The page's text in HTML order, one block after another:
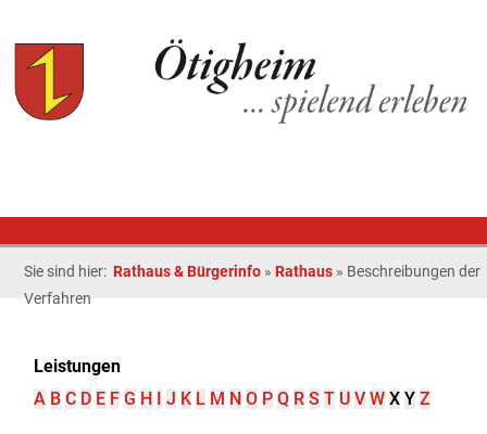
Sie sind hier: Rathaus & Bürgerinfo » Rathaus » Beschreibungen der
Verfahren
Leistungen
A B C D E F G H I J K L M N O P Q R S T U V W X Y Z